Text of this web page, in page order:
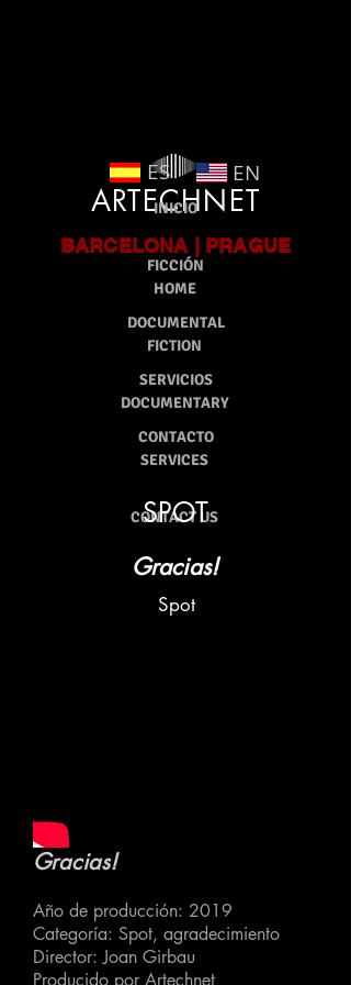
ARTECHNET
BARCELONA | PRAGUE
HOME
FICTION
DOCUMENTARY
SERVICES
CONTACT US
ES EN
INICIO
FICCIÓN
DOCUMENTAL
SERVICIOS
CONTACTO
SPOT
Gracias!
Spot
Gracias!
Año de producción: 2019
Categoría: Spot, agradecimiento
Director: Joan Girbau
Producido por Artechnet